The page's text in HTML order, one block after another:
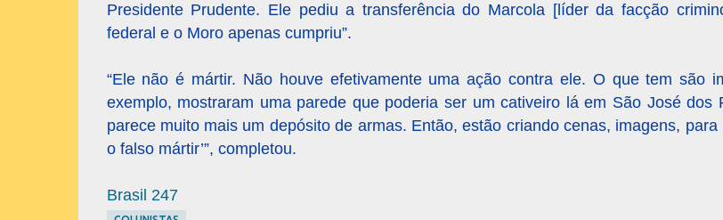
Presidente Prudente. Ele pediu a transferência do Marcola [líder da facção
federal e o Moro apenas cumpriu”.
“Ele não é mártir. Não houve efetivamente uma ação contra ele. O que tem são
exemplo, mostraram uma parede que poderia ser um cativeiro lá em São José dos
parece muito mais um depósito de armas. Então, estão criando cenas, imagens, para
o falso mártir’”, completou.
Brasil 247